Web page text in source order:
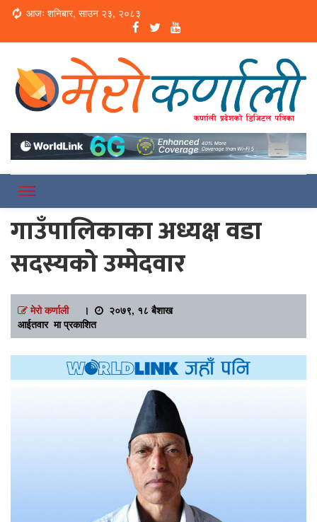
Loading...
आजः शनिबार, साउन २३, २०८३
Merokarnali
गाउँपालिकाका अध्यक्ष वडा
सदस्यको उम्मेदवार
मेरो कर्णाली।
२०७९, १८ बैशाख
आईतवार मा प्रकाशित